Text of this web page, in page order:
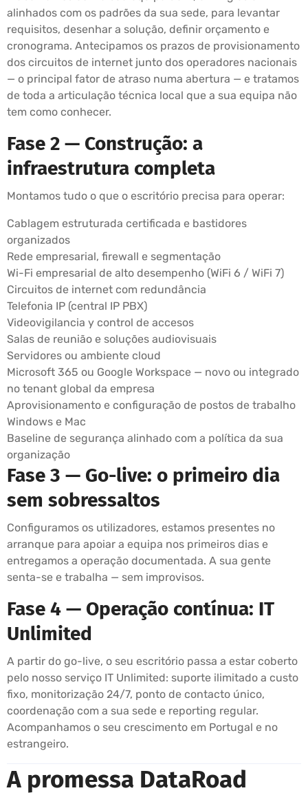
alinhados com os padrões da sua sede, para levantar
requisitos, desenhar a solução, definir orçamento e
cronograma. Antecipamos os prazos de provisionamento
dos circuitos de internet junto dos operadores nacionais
— o principal fator de atraso numa abertura — e tratamos
de toda a articulação técnica local que a sua equipa não
tem como conhecer.
Fase 2 — Construção: a
infraestrutura completa
Montamos tudo o que o escritório precisa para operar:
Cablagem estruturada certificada e bastidores
organizados
Rede empresarial, firewall e segmentação
Wi-Fi empresarial de alto desempenho (WiFi 6 / WiFi 7)
Circuitos de internet com redundância
Telefonia IP (central IP PBX)
Videovigilancia y control de accesos
Salas de reunião e soluções audiovisuais
Servidores ou ambiente cloud
Microsoft 365 ou Google Workspace — novo ou integrado
no tenant global da empresa
Aprovisionamento e configuração de postos de trabalho
Windows e Mac
Baseline de segurança alinhado com a política da sua
organização
Fase 3 — Go-live: o primeiro dia
sem sobressaltos
Configuramos os utilizadores, estamos presentes no
arranque para apoiar a equipa nos primeiros dias e
entregamos a operação documentada. A sua gente
senta-se e trabalha — sem improvisos.
Fase 4 — Operação contínua: IT
Unlimited
A partir do go-live, o seu escritório passa a estar coberto
pelo nosso serviço IT Unlimited: suporte ilimitado a custo
fixo, monitorização 24/7, ponto de contacto único,
coordenação com a sua sede e reporting regular.
Acompanhamos o seu crescimento em Portugal e no
estrangeiro.
A promessa DataRoad